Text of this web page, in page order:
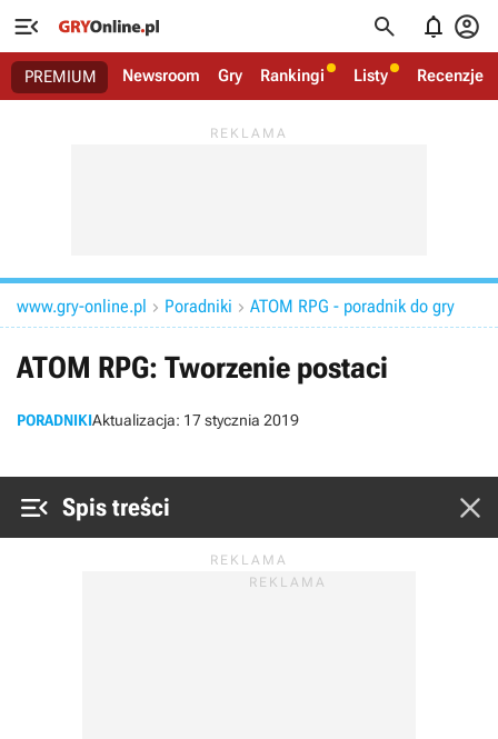
   
PREMIUM Newsroom Gry Rankingi Listy Recenzje
www.gry-online.pl  Poradniki  ATOM RPG - poradnik do gry
ATOM RPG: Tworzenie postaci
PORADNIKIAktualizacja: 17 stycznia 2019
 Spis treści 